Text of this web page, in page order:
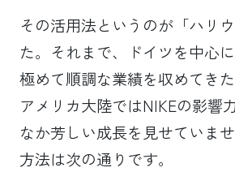
その活用法というのが「ハリ
た。それまで、ドイツを中心
極めて順調な業績を収めてきた
アメリカ大陸ではNIKEの影響
なか芳しい成長を見せていま
方法は次の通りです。